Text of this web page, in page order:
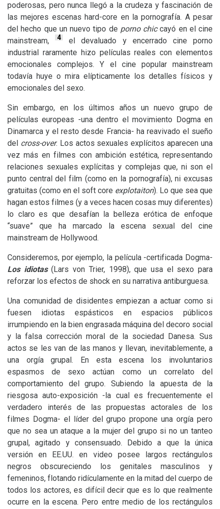
poderosas, pero nunca llegó a la crudeza y fascinación de
las mejores escenas hard-core en la pornografía. A pesar
del hecho que un nuevo tipo de porno chiccayó en el cine
mainstream, 4
el devaluado y encerrado cine porno
industrial raramente hizo películas reales con elementos
emocionales complejos. Y el cine popular mainstream
todavía huye o mira elípticamente los detalles físicos y
emocionales del sexo.
Sin embargo, en los últimos años un nuevo grupo de
películas europeas -una dentro el movimiento Dogma en
Dinamarca y el resto desde Francia- ha reavivado el sueño
del cross-over. Los actos sexuales explícitos aparecen una
vez más en filmes con ambición estética, representando
relaciones sexuales explícitas y complejas que, ni son el
punto central del film (como en la pornografía), ni excusas
gratuitas (como en el soft core explotaiton). Lo que sea que
hagan estos filmes (y a veces hacen cosas muy diferentes)
lo claro es que desafían la belleza erótica de enfoque
“suave” que ha marcado la escena sexual del cine
mainstream de Hollywood.
Consideremos, por ejemplo, la película -certificada Dogma-
Los idiotas(Lars von Trier, 1998), que usa el sexo para
reforzar los efectos de shock en su narrativa antiburguesa.
Una comunidad de disidentes empiezan a actuar como si
fuesen idiotas espásticos en espacios públicos
irrumpiendo en la bien engrasada máquina del decoro social
y la falsa corrección moral de la sociedad Danesa. Sus
actos se les van de las manos y llevan, inevitablemente, a
una orgía grupal. En esta escena los involuntarios
espasmos de sexo actúan como un correlato del
comportamiento del grupo. Subiendo la apuesta de la
riesgosa auto-exposición -la cual es frecuentemente el
verdadero interés de las propuestas actorales de los
filmes Dogma- el líder del grupo propone una orgía pero
que no sea un ataque a la mujer del grupo si no un tanteo
grupal, agitado y consensuado. Debido a que la única
versión en EE.UU. en video posee largos rectángulos
negros obscureciendo los genitales masculinos y
femeninos, flotando ridículamente en la mitad del cuerpo de
todos los actores, es difícil decir que es lo que realmente
ocurre en la escena. Pero entre medio de los rectángulos